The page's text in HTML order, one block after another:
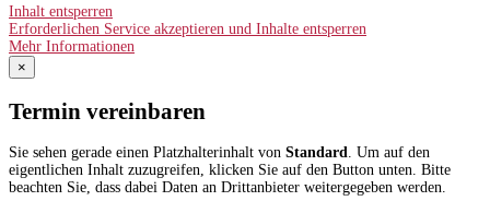
Inhalt entsperren
Erforderlichen Service akzeptieren und Inhalte entsperren
Mehr Informationen
×
Termin vereinbaren
Sie sehen gerade einen Platzhalterinhalt von Standard. Um auf den
eigentlichen Inhalt zuzugreifen, klicken Sie auf den Button unten. Bitte
beachten Sie, dass dabei Daten an Drittanbieter weitergegeben werden.